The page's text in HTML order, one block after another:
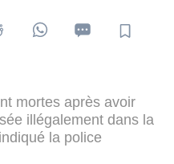
mortes après avoir
illégalement dans la
la police